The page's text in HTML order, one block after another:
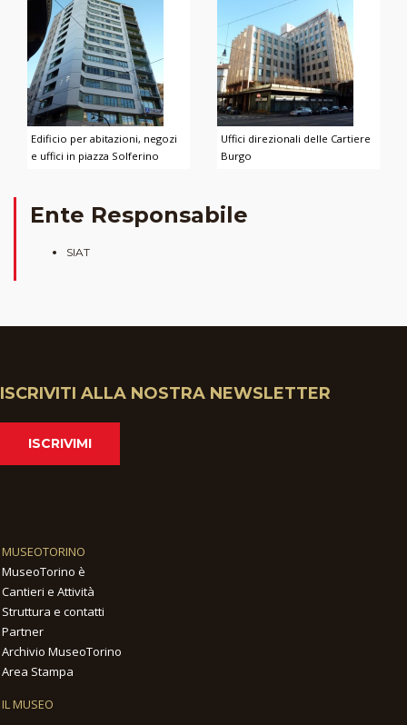
Edificio per abitazioni, negozi
e uffici in piazza Solferino
Uffici direzionali delle Cartiere
Burgo
Ente Responsabile
SIAT
ISCRIVITI ALLA NOSTRA NEWSLETTER
ISCRIVIMI
MUSEOTORINO
MuseoTorino è
Cantieri e Attività
Struttura e contatti
Partner
Archivio MuseoTorino
Area Stampa
IL MUSEO